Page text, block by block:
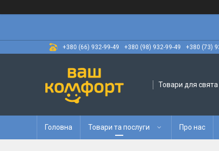
+380 (66) 932-99-49 +380 (98) 932-99-49 +380 (73)
Товари для свята
Головна Товари та послуги Про нас